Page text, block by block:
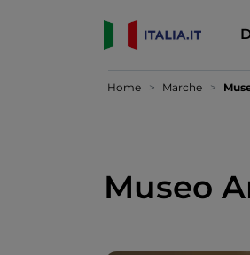
Home Marche
Museo